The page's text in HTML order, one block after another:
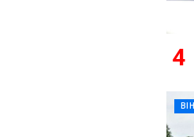
BIH